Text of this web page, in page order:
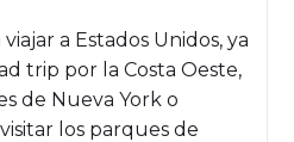
a Estados Unidos, ya
trip por la Costa Oeste,
de Nueva York o
los parques de